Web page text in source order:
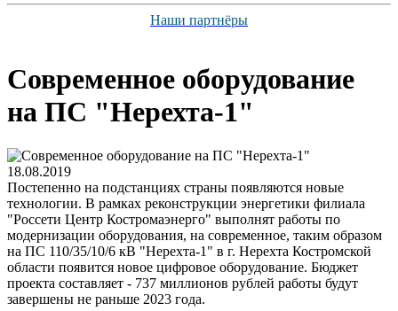
Наши партнёры
Современное оборудование
на ПС "Нерехта-1"
18.08.2019
Постепенно на подстанциях страны появляются новые
технологии. В рамках реконструкции энергетики филиала
"Россети Центр Костромаэнерго" выполнят работы по
модернизации оборудования, на современное, таким образом
на ПС 110/35/10/6 кВ "Нерехта-1" в г. Нерехта Костромской
области появится новое цифровое оборудование. Бюджет
проекта составляет - 737 миллионов рублей работы будут
завершены не раньше 2023 года.